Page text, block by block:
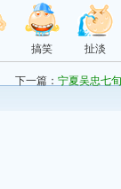
搞笑 扯淡
下一篇： 宁夏吴忠七